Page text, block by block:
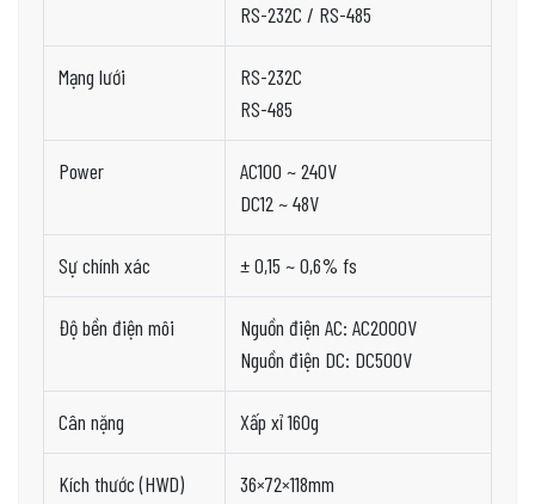
RS-232C / RS-485
Mạng lưới
RS-232C
RS-485
Power
AC100 ~ 240V
DC12 ~ 48V
Sự chính xác ± 0,15 ~ 0,6% fs
Độ bền điện môi
Nguồn điện AC: AC2000V
Nguồn điện DC: DC500V
Cân nặng Xấp xỉ 160g
Kích thước (HWD) 36×72×118mm